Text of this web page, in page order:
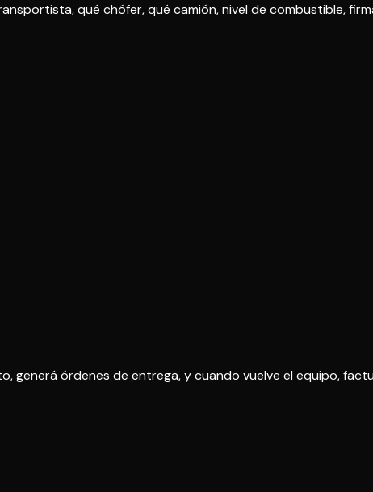
qué chófer, qué camión, nivel de combustible,
órdenes de entrega, y cuando vuelve el equipo,